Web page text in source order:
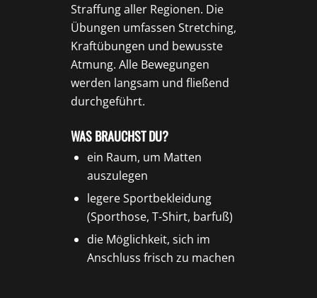
Straffung aller Regionen. Die
Übungen umfassen Stretching,
Kraftübungen und bewusste
Atmung. Alle Bewegungen
werden langsam und fließend
durchgeführt.
WAS BRAUCHST DU?
ein Raum, um Matten
auszulegen
legere Sportbekleidung
(Sporthose, T-Shirt, barfuß)
die Möglichkeit, sich im
Anschluss frisch zu machen